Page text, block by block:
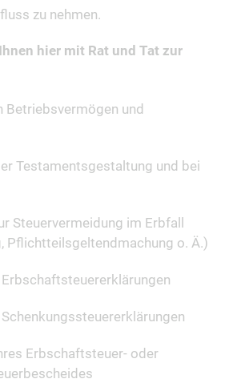
zu nehmen.
hier mit Rat und Tat zur
Betriebsvermögen und
Testamentsgestaltung und bei
Steuervermeidung im Erbfall
Pflichtteilsgeltendmachung o. Ä.)
Erbschaftsteuer- oder